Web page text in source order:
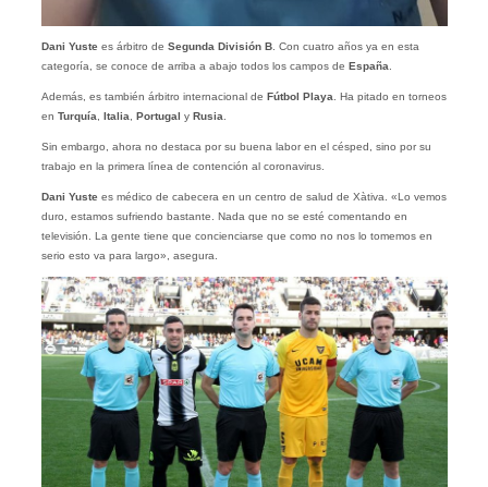
Dani Yustees árbitro de Segunda División B. Con cuatro años ya en esta
categoría, se conoce de arriba a abajo todos los campos de España
Además, es también árbitro internacional de Fútbol Playa . Ha pitado en torneos
en Turquía Italia Portugal y Rusia
Sin embargo, ahora no destaca por su buena labor en el césped, sino por su
trabajo en la primera línea de contención al coronavirus.
Dani Yustees médico de cabecera en un centro de salud de Xàtiva. «Lo vemos
duro, estamos sufriendo bastante. Nada que no se esté comentando en
televisión. La gente tiene que concienciarse que como no nos lo tomemos en
serio esto va para largo», asegura.